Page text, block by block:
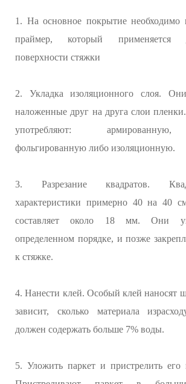
1. На основное покрытие необходимо
праймер, который применяется
поверхности стяжки
2. Укладка изоляционного слоя.
наложенные друг на друга слои
употребляют:
фольгированную либо изоляционную.
3. Разрезание квадратов.
характеристики примерно 40 на 40
составляет около 18 мм. Они
определенном порядке, и позже
к стяжке.
4. Нанести клей. Особый клей наносят
зависит, сколько материала
должен содержать больше 7% воды.
5. Уложить паркет и пристрелить его